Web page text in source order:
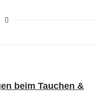
beim Tauchen &